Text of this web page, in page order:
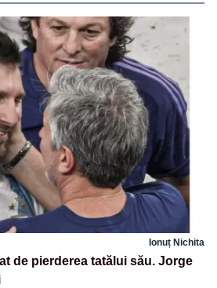
Ionuț Nichita
de pierderea tatălui său. Jorge